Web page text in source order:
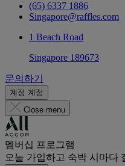
(65) 6337 1886
Singapore@raffles.com
1 Beach Road
Singapore 189673
문의하기
계정 계정
Close menu
멤버십 프로그램
오늘 가입하고 숙박 시마다